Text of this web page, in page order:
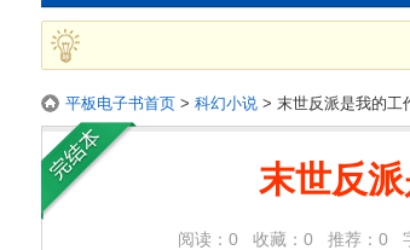
平板电子书首页 > 科幻小说 > 末世反派是我的工
末世反
阅读：0 收藏：0 推荐：0